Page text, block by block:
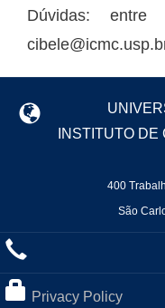
Dúvidas:
INSTITUTO
400
São
Privacy Policy